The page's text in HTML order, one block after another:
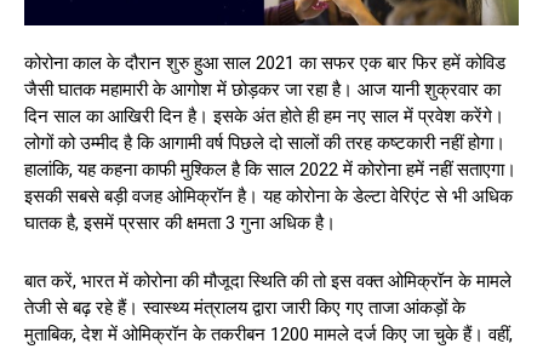
कोरोना काल के दौरान शुरु हुआ साल 2021 का सफर एक बार फिर हमें कोविड
जैसी घातक महामारी के आगोश में छोड़कर जा रहा है। आज यानी शुक्रवार का
दिन साल का आखिरी दिन है। इसके अंत होते ही हम नए साल में प्रवेश करेंगे।
लोगों को उम्मीद है कि आगामी वर्ष पिछले दो सालों की तरह कष्टकारी नहीं होगा।
हालांकि, यह कहना काफी मुश्किल है कि साल 2022 में कोरोना हमें नहीं सताएगा।
इसकी सबसे बड़ी वजह ओमिक्रॉन है। यह कोरोना के डेल्टा वेरिएंट से भी अधिक
घातक है, इसमें प्रसार की क्षमता 3 गुना अधिक है।
बात करें, भारत में कोरोना की मौजूदा स्थिति की तो इस वक्त ओमिक्रॉन के मामले
तेजी से बढ़ रहे हैं। स्वास्थ्य मंत्रालय द्वारा जारी किए गए ताजा आंकड़ों के
मुताबिक, देश में ओमिक्रॉन के तकरीबन 1200 मामले दर्ज किए जा चुके हैं। वहीं,